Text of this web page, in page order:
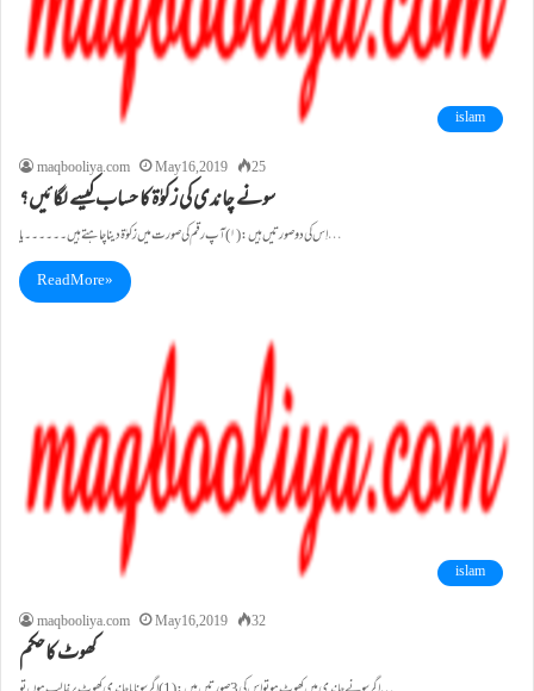
islam
maqbooliya.com
May 16, 2019 25
سونے چاندی کی زکوٰۃ کا حساب کیسے لگائیں؟
اِس کی دوصورتیں ہیں : (۱) آپ رقم کی صورت میں زکوٰۃ دینا چاہتے ہیں ۔۔۔۔۔۔یا …
Read More »
islam
maqbooliya.com
May 16, 2019 32
کھوٹ کاحکم